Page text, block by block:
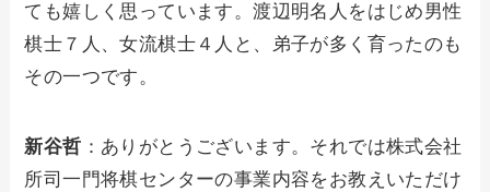
ても嬉しく思っています。渡辺明名人をはじめ男性
棋士７人、女流棋士４人と、弟子が多く育ったのも
その一つです。
新谷哲 ：ありがとうございます。それでは株式会社
所司一門将棋センターの事業内容をお教えいただけ